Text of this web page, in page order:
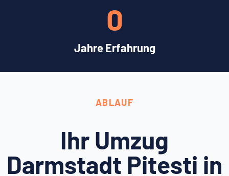
Jahre Erfahrung
0
ABLAUF
Ihr Umzug
Darmstadt Pitesti in